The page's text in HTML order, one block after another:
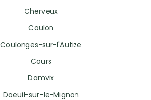
Cherveux
Coulon
Coulonges-sur-l'Autize
Cours
Damvix
Doeuil-sur-le-Mignon